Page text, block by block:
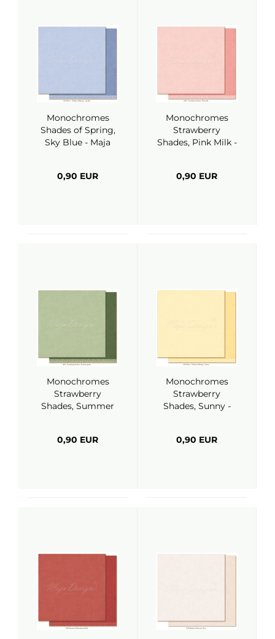
Monochromes
Shades of Spring,
Sky Blue - Maja
0,90 EUR
Monochromes
Strawberry
Shades, Pink Milk -
0,90 EUR
Monochromes
Strawberry
Shades, Summer
0,90 EUR
Monochromes
Strawberry
Shades, Sunny -
0,90 EUR